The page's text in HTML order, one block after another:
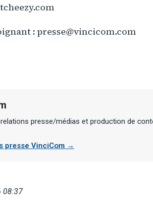
: presse@vincicom.com
presse/médias et production de
presse VinciCom →
08:37